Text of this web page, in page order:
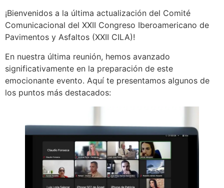
¡Bienvenidos a la última actualización del Comité
Comunicacional del XXII Congreso Iberoamericano de
Pavimentos y Asfaltos (XXII CILA)!
En nuestra última reunión, hemos avanzado
significativamente en la preparación de este
emocionante evento. Aquí te presentamos algunos de
los puntos más destacados: